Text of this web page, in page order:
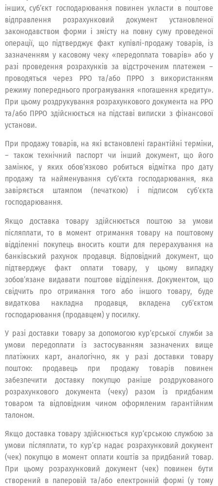
інших, суб’єкт господарювання повинен укласти в поштове
відправлення розрахунковий документ установленої
законодавством форми і змісту на повну суму проведеної
операції, що підтверджує факт купівлі-продажу товарів, із
зазначенням у касовому чеку «передоплата товарів» або у
разі проведення розрахунків за відстроченим платежем –
проводяться через РРО та/або ПРРО з використанням
режиму попереднього програмування «погашення кредиту».
При цьому роздрукування розрахункового документа на РРО
та/або ПРРО здійснюється на підставі виписки з фінансової
установи.
При продажу товарів, на які встановлені гарантійні терміни,
– також технічний паспорт чи інший документ, що його
замінює, у яких обов’язково робиться відмітка про дату
продажу та найменування суб’єкта господарювання, яка
завіряється штампом (печаткою) і підписом суб’єкта
господарювання.
Якщо доставка товару здійснюється поштою за умови
післяплати, то в момент отримання товару на поштовому
відділенні покупець вносить кошти для перерахування на
банківський рахунок продавця. Відповідний документ, що
підтверджує факт оплати товару, у цьому випадку
зобов’язане видавати поштове відділення. Документом, що
свідчить про отримання того або іншого товару, буде
видаткова накладна продавця, вкладена суб’єктом
господарювання (продавцем) у посилку.
У разі доставки товару за допомогою кур’єрської служби за
умови передоплати із застосуванням зазначених вище
платіжних карт, аналогічно, як у разі доставки товару
поштою: продавець при продажу товарів повинен
забезпечити доставку покупцю раніше роздрукованого
розрахункового документа (чеку) разом із придбаним
товаром та відповідним чином оформленим гарантійним
талоном.
Якщо доставка товару здійснюється кур’єрською службою за
умови післяплати, то кур’єр надає розрахунковий документ
(чек) покупцю в момент оплати коштів за придбаний товар.
При цьому розрахунковий документ (чек) повинен бути
створений в паперовій та/або електронній формі (у тому